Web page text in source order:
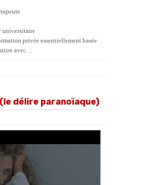
universitaire
privée essentiellement basée
avec…
délire paranoïaque)